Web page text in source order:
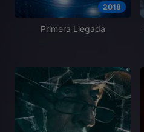
2018
Primera Llegada